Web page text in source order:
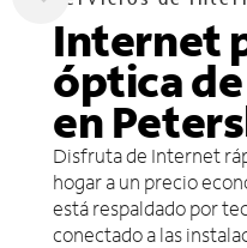
Internet
óptica
en
Disfruta de Internet
hogar a un precio
está respaldado por
conectado a las